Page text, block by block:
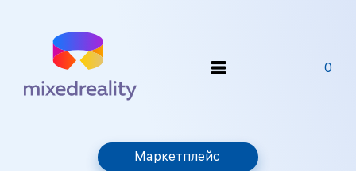
0
Маркетплейс